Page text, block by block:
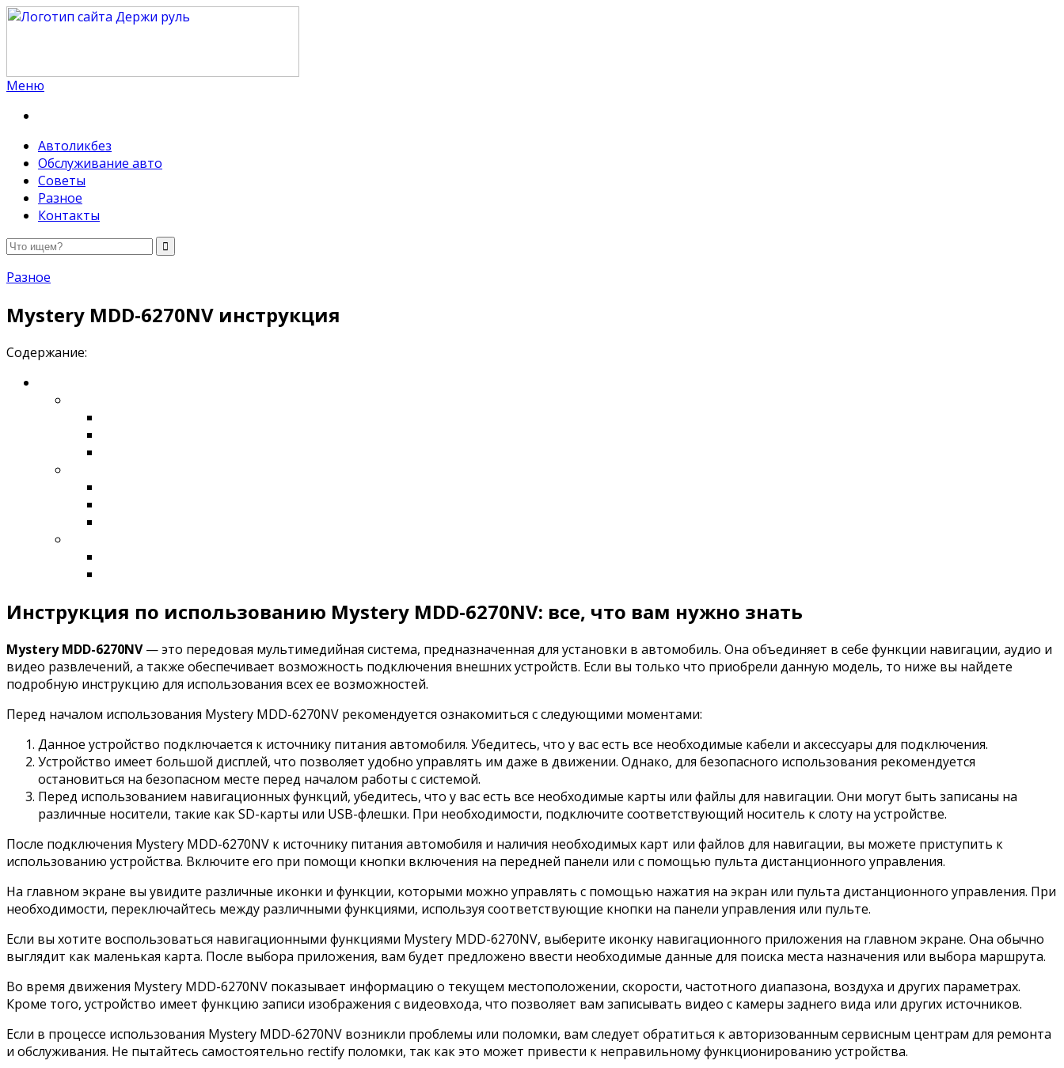
Меню
Автоликбез
Обслуживание авто
Советы
Разное
Контакты
Разное
Mystery MDD-6270NV инструкция
Содержание:
Инструкция по использованию Mystery MDD-6270NV: все, что вам нужно знать
Mystery MDD-6270NV— это передовая мультимедийная система, предназначенная для установки в автомобиль. Она объединяет в себе функции навигации, аудио и
видео развлечений, а также обеспечивает возможность подключения внешних устройств. Если вы только что приобрели данную модель, то ниже вы найдете
подробную инструкцию для использования всех ее возможностей.
Перед началом использования Mystery MDD-6270NV рекомендуется ознакомиться с следующими моментами:
Данное устройство подключается к источнику питания автомобиля. Убедитесь, что у вас есть все необходимые кабели и аксессуары для подключения.
Устройство имеет большой дисплей, что позволяет удобно управлять им даже в движении. Однако, для безопасного использования рекомендуется
остановиться на безопасном месте перед началом работы с системой.
Перед использованием навигационных функций, убедитесь, что у вас есть все необходимые карты или файлы для навигации. Они могут быть записаны на
различные носители, такие как SD-карты или USB-флешки. При необходимости, подключите соответствующий носитель к слоту на устройстве.
После подключения Mystery MDD-6270NV к источнику питания автомобиля и наличия необходимых карт или файлов для навигации, вы можете приступить к
использованию устройства. Включите его при помощи кнопки включения на передней панели или с помощью пульта дистанционного управления.
На главном экране вы увидите различные иконки и функции, которыми можно управлять с помощью нажатия на экран или пульта дистанционного управления. При
необходимости, переключайтесь между различными функциями, используя соответствующие кнопки на панели управления или пульте.
Если вы хотите воспользоваться навигационными функциями Mystery MDD-6270NV, выберите иконку навигационного приложения на главном экране. Она обычно
выглядит как маленькая карта. После выбора приложения, вам будет предложено ввести необходимые данные для поиска места назначения или выбора маршрута.
Во время движения Mystery MDD-6270NV показывает информацию о текущем местоположении, скорости, частотного диапазона, воздуха и других параметрах.
Кроме того, устройство имеет функцию записи изображения с видеовхода, что позволяет вам записывать видео с камеры заднего вида или других источников.
Если в процессе использования Mystery MDD-6270NV возникли проблемы или поломки, вам следует обратиться к авторизованным сервисным центрам для ремонта
и обслуживания. Не пытайтесь самостоятельно rectify поломки, так как это может привести к неправильному функционированию устройства.